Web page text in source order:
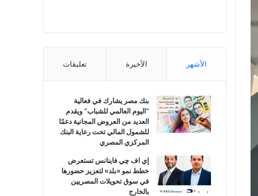
الأشهر الأخيرة تعليقات
بنك مصر يشارك في فعالية
“اليوم العالمي للشباب” ويقدم
العديد من العروض المجانية دعمًا
للشمول المالي تحت رعاية البنك
المركزي المصري
إي اف چي فاينانس تستعرض
خطط نمو «بلد» لتعزيز حضورها
في سوق تحويلات المصريين
بالخارج